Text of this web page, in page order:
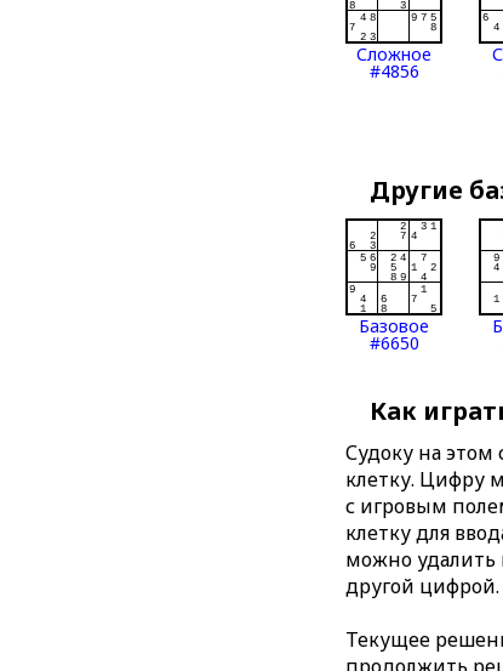
Сложное
#4856
Другие
Базовое
#6650
Как
Судоку на
клетку. Цифру
с игровым
клетку для
можно удалить
другой цифрой.
Текущее